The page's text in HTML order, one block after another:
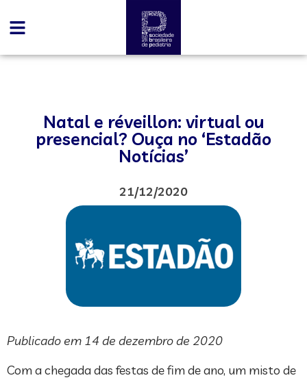
Natal e réveillon: virtual ou
presencial? Ouça no ‘Estadão
Notícias’
21/12/2020
Publicado em 14 de dezembro de 2020
Com a chegada das festas de fim de ano, um misto de